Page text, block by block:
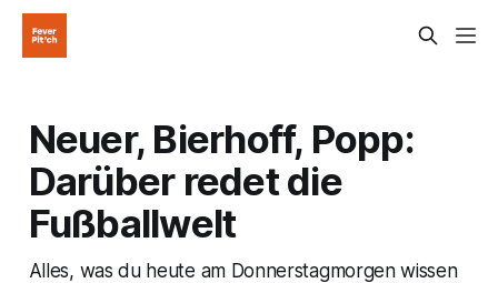
Neuer, Bierhoff, Popp:
Darüber redet die
Fußballwelt
Alles, was du heute am Donnerstagmorgen wissen